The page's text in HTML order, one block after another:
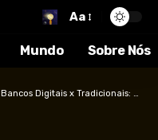
Aa
Mundo Sobre Nós
Bancos Digitais x Tradicionais: Qual Oferece Mais Rentabilidade e Menores Taxas em 2026?